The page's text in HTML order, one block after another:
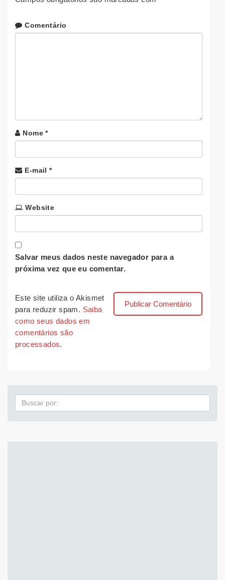
Comentário
Nome *
E-mail *
Website
Salvar meus dados neste navegador para a
próxima vez que eu comentar.
Este site utiliza o Akismet
para reduzir spam. Saiba
como seus dados em
comentários são
processados.
Pesquisa